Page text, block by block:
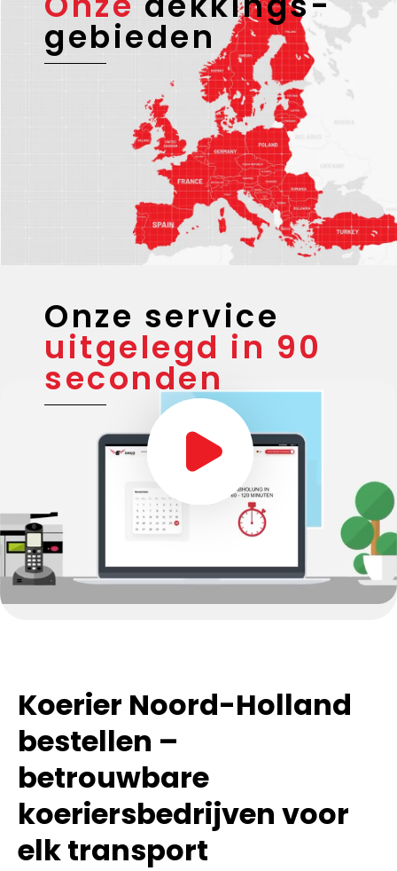
gebieden
Onze service
uitgelegd in 90
seconden
Koerier Noord-Holland
bestellen –
betrouwbare
koeriersbedrijven voor
elk transport